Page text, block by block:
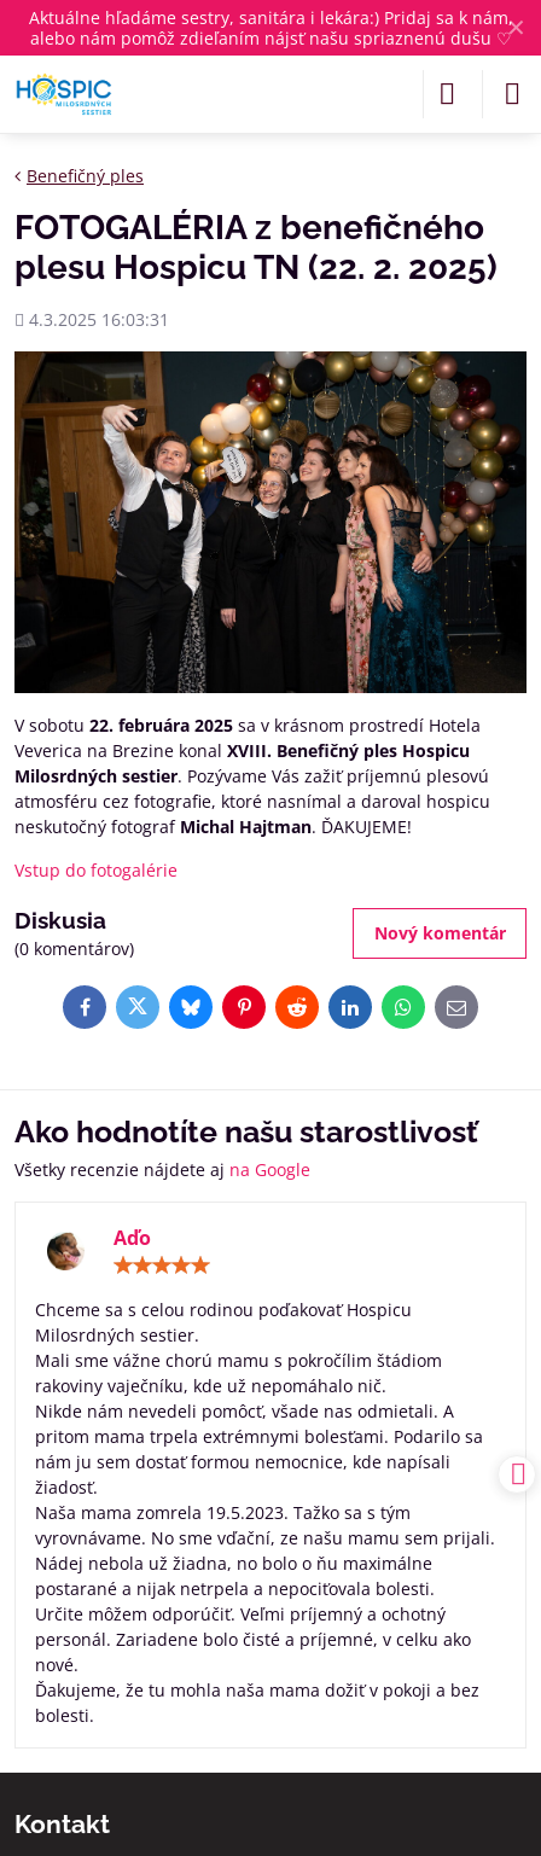
✕
Aktuálne hľadáme sestry, sanitára i lekára:) Pridaj sa k nám,
alebo nám pomôž zdieľaním nájsť našu spriaznenú dušu ♡
Benefičný ples
FOTOGALÉRIA z benefičného
plesu Hospicu TN (22. 2. 2025)
Pridané
4.3.2025 16:03:31
V sobotu 22. februára 2025 sa v krásnom prostredí Hotela
Veverica na Brezine konal XVIII. Benefičný ples Hospicu
Milosrdných sestier. Pozývame Vás zažiť príjemnú plesovú
atmosféru cez fotografie, ktoré nasnímal a daroval hospicu
neskutočný fotograf Michal Hajtman. ĎAKUJEME!
Vstup do fotogalérie
Diskusia
(0 komentárov)
Nový komentár
FacebookTwitterBlueskyPinterestRedditLinkedInWhatsApp
E-
mail
Ako hodnotíte našu starostlivosť
Všetky recenzie nájdete aj na Google
Aďo
5
Chceme sa s celou rodinou poďakovať Hospicu
Milosrdných sestier.
Mali sme vážne chorú mamu s pokročílim štádiom
rakoviny vaječníku, kde už nepomáhalo nič.
Nikde nám nevedeli pomôcť, všade nas odmietali. A
pritom mama trpela extrémnymi bolesťami. Podarilo sa
nám ju sem dostať formou nemocnice, kde napísali
žiadosť.
Naša mama zomrela 19.5.2023. Tažko sa s tým
vyrovnávame. No sme vďační, ze našu mamu sem prijali.
Nádej nebola už žiadna, no bolo o ňu maximálne
postarané a nijak netrpela a nepociťovala bolesti.
Určite môžem odporúčiť. Veľmi príjemný a ochotný
personál. Zariadene bolo čisté a príjemné, v celku ako
nové.
Ďakujeme, že tu mohla naša mama dožiť v pokoji a bez
bolesti.
Kontakt